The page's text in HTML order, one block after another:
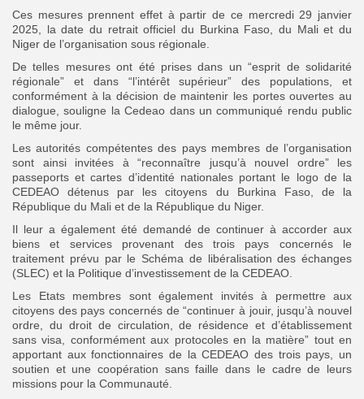
Ces mesures prennent effet à partir de ce mercredi 29 janvier
2025, la date du retrait officiel du Burkina Faso, du Mali et du
Niger de l’organisation sous régionale.
De telles mesures ont été prises dans un “esprit de solidarité
régionale” et dans “l’intérêt supérieur” des populations, et
conformément à la décision de maintenir les portes ouvertes au
dialogue, souligne la Cedeao dans un communiqué rendu public
le même jour.
Les autorités compétentes des pays membres de l’organisation
sont ainsi invitées à “reconnaître jusqu’à nouvel ordre” les
passeports et cartes d’identité nationales portant le logo de la
CEDEAO détenus par les citoyens du Burkina Faso, de la
République du Mali et de la République du Niger.
Il leur a également été demandé de continuer à accorder aux
biens et services provenant des trois pays concernés le
traitement prévu par le Schéma de libéralisation des échanges
(SLEC) et la Politique d’investissement de la CEDEAO.
Les Etats membres sont également invités à permettre aux
citoyens des pays concernés de “continuer à jouir, jusqu’à nouvel
ordre, du droit de circulation, de résidence et d’établissement
sans visa, conformément aux protocoles en la matière” tout en
apportant aux fonctionnaires de la CEDEAO des trois pays, un
soutien et une coopération sans faille dans le cadre de leurs
missions pour la Communauté.